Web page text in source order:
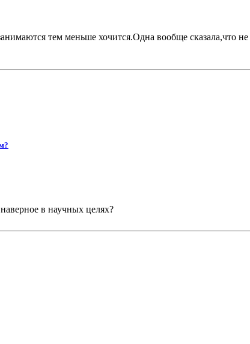
тем меньше хочится.Одна вообще сказала,что
в научных целях?